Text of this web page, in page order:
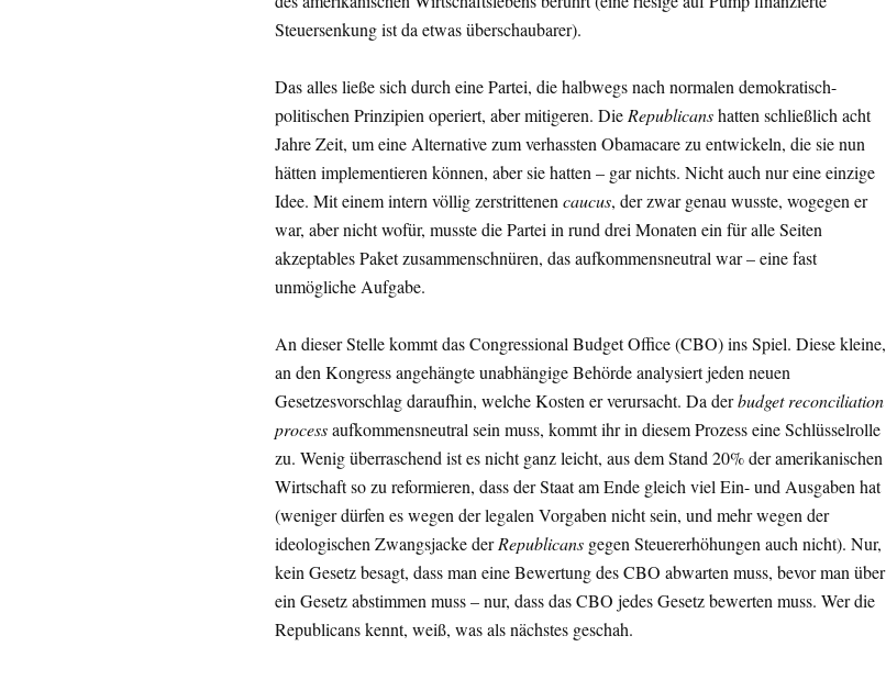
Steuersenkung ist da etwas überschaubarer).
Das alles ließe sich durch eine Partei, die halbwegs nach normalen demokratisch-
politischen Prinzipien operiert, aber mitigeren. DieRepublicanshatten schließlich acht
Jahre Zeit, um eine Alternative zum verhassten Obamacare zu entwickeln, die sie nun
hätten implementieren können, aber sie hatten – gar nichts. Nicht auch nur eine einzige
Idee. Mit einem intern völlig zerstrittenencaucus, der zwar genau wusste, wogegen er
war, aber nicht wofür, musste die Partei in rund drei Monaten ein für alle Seiten
akzeptables Paket zusammenschnüren, das aufkommensneutral war – eine fast
unmögliche Aufgabe.
An dieser Stelle kommt das Congressional Budget Office (CBO) ins Spiel. Diese kleine,
an den Kongress angehängte unabhängige Behörde analysiert jeden neuen
Gesetzesvorschlag daraufhin, welche Kosten er verursacht. Da derbudget reconciliation
processaufkommensneutral sein muss, kommt ihr in diesem Prozess eine Schlüsselrolle
zu. Wenig überraschend ist es nicht ganz leicht, aus dem Stand 20% der amerikanischen
Wirtschaft so zu reformieren, dass der Staat am Ende gleich viel Ein- und Ausgaben hat
(weniger dürfen es wegen der legalen Vorgaben nicht sein, und mehr wegen der
ideologischen Zwangsjacke derRepublicansgegen Steuererhöhungen auch nicht). Nur,
kein Gesetz besagt, dass man eine Bewertung des CBO abwarten muss, bevor man über
ein Gesetz abstimmen muss – nur, dass das CBO jedes Gesetz bewerten muss. Wer die
Republicans kennt, weiß, was als nächstes geschah.